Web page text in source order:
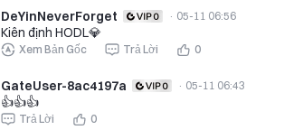
DeYinNeverForget · 05-11 06:56
Kiên định HODL💎
Xem Bản Gốc Trả Lời 0
GateUser-8ac4197a · 05-11 06:43
👍👍👍
Trả Lời 0